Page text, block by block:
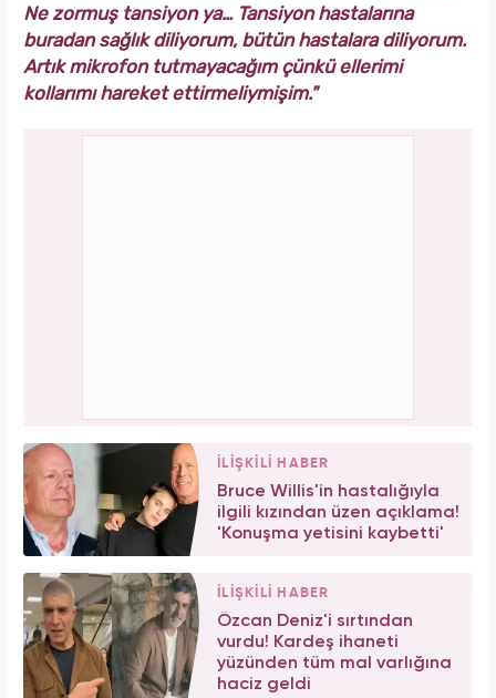
Ne zormuş tansiyon ya… Tansiyon hastalarına
buradan sağlık diliyorum, bütün hastalara diliyorum.
Artık mikrofon tutmayacağım çünkü ellerimi
kollarımı hareket ettirmeliymişim."
İLİŞKİLİ HABER
Bruce Willis'in hastalığıyla
ilgili kızından üzen açıklama!
'Konuşma yetisini kaybetti'
İLİŞKİLİ HABER
Özcan Deniz'i sırtından
vurdu! Kardeş ihaneti
yüzünden tüm mal varlığına
haciz geldi